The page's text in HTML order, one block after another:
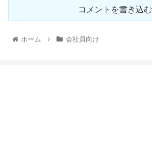
コメントを書き込む
ホーム 会社員向け